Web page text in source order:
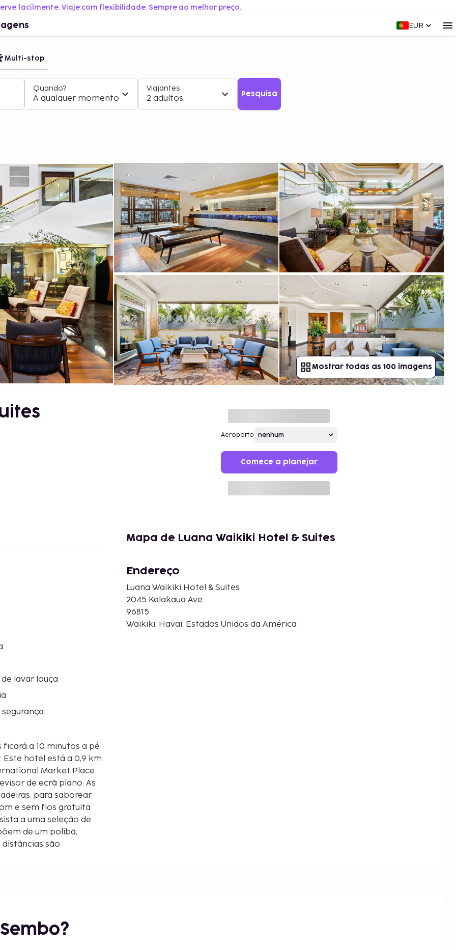
facilmente. Viaje com flexibilidade. Sempre ao melhor preço.
EUR
Multi-stop
Quando?
A qualquer momento
Viajantes
2 adultos Pesquisa
Mostrar todas as 100 imagens
Aeroporto
Comece a planejar
lavar louça
ficará a 10 minutos a pé
Market Place.
de ecrã plano. As
para saborear
e sem fios gratuita
a uma seleção de
de um polibã,
são
Mapa de Luana Waikiki Hotel & Suites
Endereço
Luana Waikiki Hotel & Suites
2045 Kalakaua Ave.
96815
Waikiki, Havai, Estados Unidos da América